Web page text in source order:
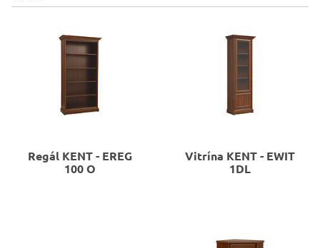
Regál KENT - EREG
100 O
Vitrína KENT - EWIT
1DL